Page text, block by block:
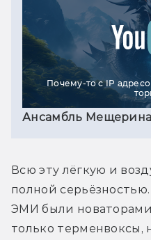
Почему-то с IP
Ансамбль
Всю эту лёгкую и
полной
ЭМИ были
только терменвоксы,